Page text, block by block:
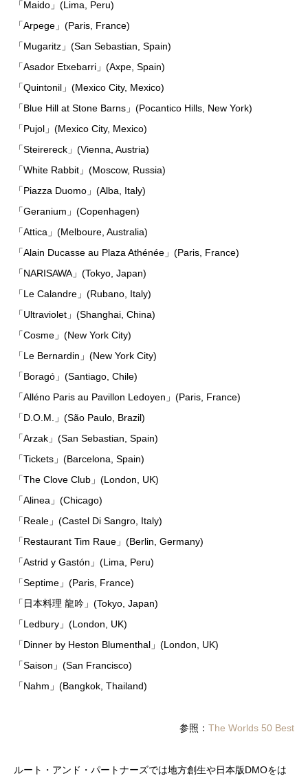
「Maido」(Lima, Peru)
「Arpege」(Paris, France)
「Mugaritz」(San Sebastian, Spain)
「Asador Etxebarri」(Axpe, Spain)
「Quintonil」(Mexico City, Mexico)
「Blue Hill at Stone Barns」(Pocantico Hills, New York)
「Pujol」(Mexico City, Mexico)
「Steirereck」(Vienna, Austria)
「White Rabbit」(Moscow, Russia)
「Piazza Duomo」(Alba, Italy)
「Geranium」(Copenhagen)
「Attica」(Melboure, Australia)
「Alain Ducasse au Plaza Athénée」(Paris, France)
「NARISAWA」(Tokyo, Japan)
「Le Calandre」(Rubano, Italy)
「Ultraviolet」(Shanghai, China)
「Cosme」(New York City)
「Le Bernardin」(New York City)
「Boragó」(Santiago, Chile)
「Alléno Paris au Pavillon Ledoyen」(Paris, France)
「D.O.M.」(São Paulo, Brazil)
「Arzak」(San Sebastian, Spain)
「Tickets」(Barcelona, Spain)
「The Clove Club」(London, UK)
「Alinea」(Chicago)
「Reale」(Castel Di Sangro, Italy)
「Restaurant Tim Raue」(Berlin, Germany)
「Astrid y Gastón」(Lima, Peru)
「Septime」(Paris, France)
「日本料理 龍吟」(Tokyo, Japan)
「Ledbury」(London, UK)
「Dinner by Heston Blumenthal」(London, UK)
「Saison」(San Francisco)
「Nahm」(Bangkok, Thailand)
参照： The Worlds 50 Best
ルート・アンド・パートナーズでは地方創生や日本版DMOをは